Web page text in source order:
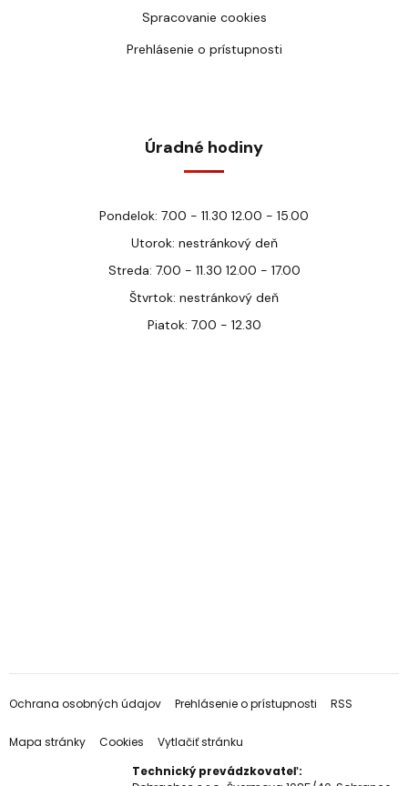
Spracovanie cookies
Prehlásenie o prístupnosti
Úradné hodiny
Pondelok: 7.00 - 11.30 12.00 - 15.00
Utorok: nestránkový deň
Streda: 7.00 - 11.30 12.00 - 17.00
Štvrtok: nestránkový deň
Piatok: 7.00 - 12.30
Ochrana osobných údajov Prehlásenie o prístupnosti RSS
Mapa stránky Cookies
Vytlačiť stránku
Technický prevádzkovateľ: